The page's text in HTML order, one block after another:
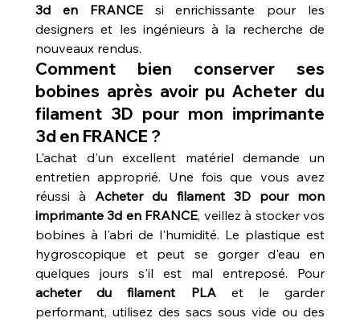
3d en FRANCE si enrichissante pour les
designers et les ingénieurs à la recherche de
nouveaux rendus.
Comment bien conserver ses
bobines après avoir pu Acheter du
filament 3D pour mon imprimante
3d en FRANCE ?
L'achat d'un excellent matériel demande un
entretien approprié. Une fois que vous avez
réussi à Acheter du filament 3D pour mon
imprimante 3d en FRANCE, veillez à stocker vos
bobines à l'abri de l'humidité. Le plastique est
hygroscopique et peut se gorger d'eau en
quelques jours s'il est mal entreposé. Pour
acheter du filament PLA et le garder
performant, utilisez des sacs sous vide ou des